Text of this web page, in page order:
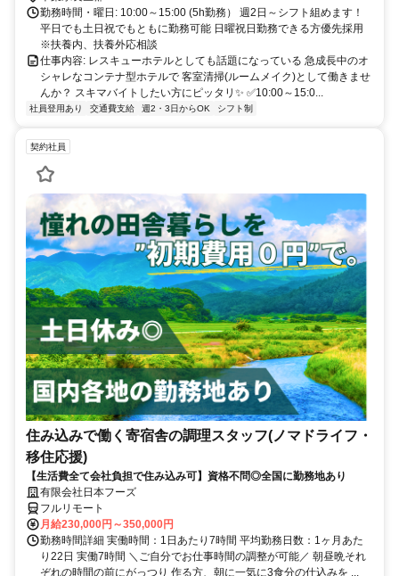
勤務時間・曜日: 10:00～15:00 (5h勤務） 週2日～シフト組めます！
平日でも土日祝でもともに勤務可能 日曜祝日勤務できる方優先採用
※扶養内、扶養外応相談
仕事内容: レスキューホテルとしても話題になっている 急成長中のオ
シャレなコンテナ型ホテルで 客室清掃(ルームメイク)として働きませ
んか？ スキマバイトしたい方にピッタリ✨ ✅10:00～15:0...
社員登用あり 交通費支給 週2・3日からOK シフト制
契約社員
住み込みで働く寄宿舎の調理スタッフ(ノマドライフ・
移住応援)
【生活費全て会社負担で住み込み可】資格不問◎全国に勤務地あり
有限会社日本フーズ
フルリモート
月給230,000円～350,000円
勤務時間詳細 実働時間：1日あたり7時間 平均勤務日数：1ヶ月あた
り22日 実働7時間 ＼ご自分でお仕事時間の調整が可能／ 朝昼晩それ
ぞれの時間の前にがっつり 作る方、朝に一気に3食分の仕込みを ...